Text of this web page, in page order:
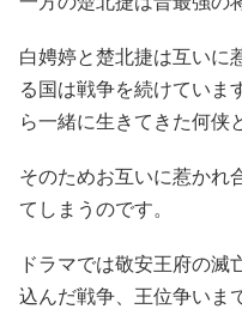
白娉婷と楚北捷は互いに
る国は戦争を続けていま
ら一緒に生きてきた何侠
そのためお互いに惹かれ
てしまうのです。
ドラマでは敬安王府の滅
込んだ戦争、王位争いま